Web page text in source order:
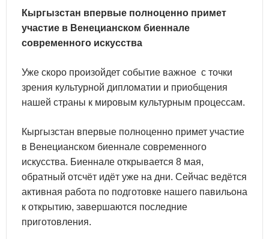
Кыргызстан впервые полноценно примет
участие в Венецианском биеннале
современного искусства
Уже скоро произойдет событие важное с точки
зрения культурной дипломатии и приобщения
нашей страны к мировым культурным процессам.
Кыргызстан впервые полноценно примет участие
в Венецианском биеннале современного
искусства. Биеннале открывается 8 мая,
обратный отсчёт идёт уже на дни. Сейчас ведётся
активная работа по подготовке нашего павильона
к открытию, завершаются последние
приготовления.